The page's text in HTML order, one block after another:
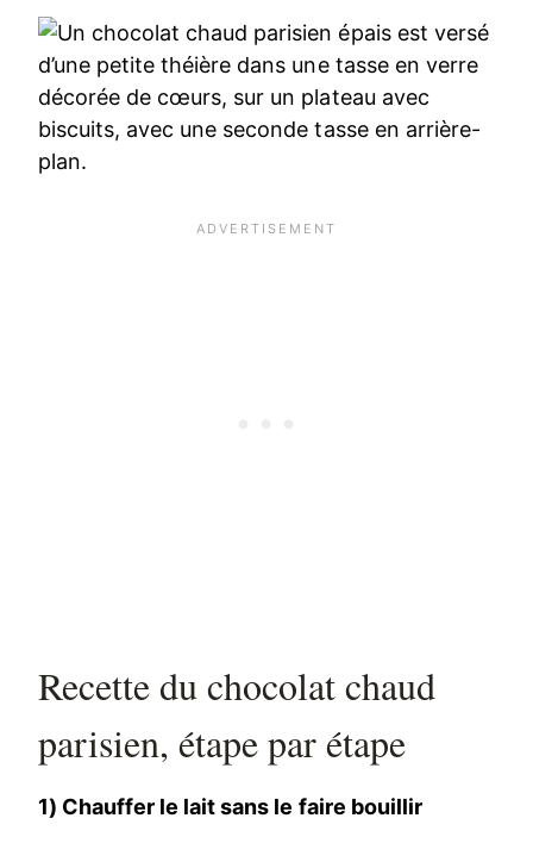
Recette du chocolat chaud
parisien, étape par étape
1) Chauffer le lait sans le faire bouillir